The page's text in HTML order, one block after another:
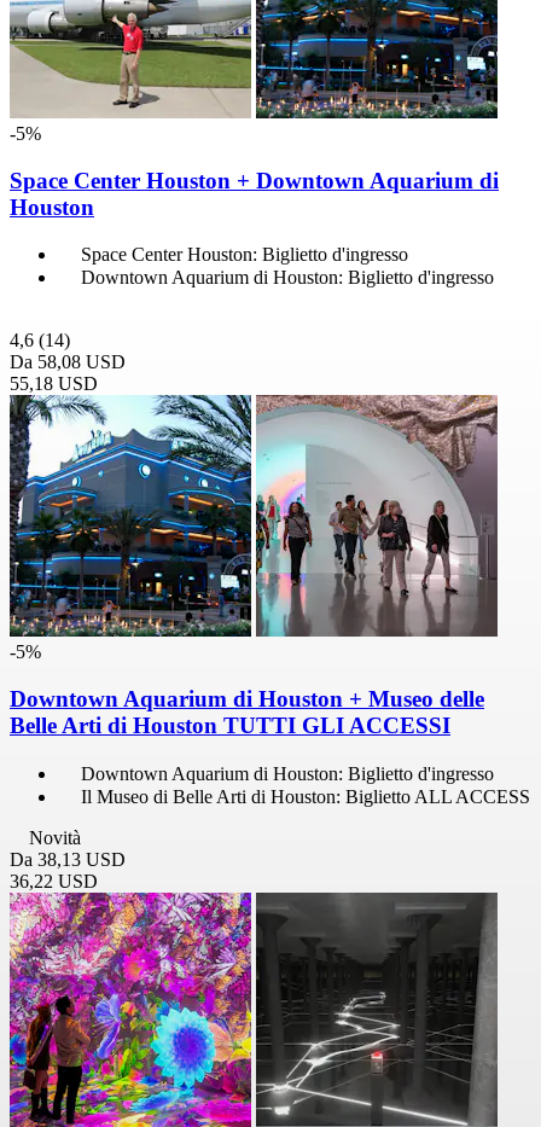
-5%
Space Center Houston + Downtown Aquarium di
Houston
Space Center Houston: Biglietto d'ingresso
Downtown Aquarium di Houston: Biglietto d'ingresso
4,6 (14)
Da 58,08 USD
55,18 USD
-5%
Downtown Aquarium di Houston + Museo delle
Belle Arti di Houston TUTTI GLI ACCESSI
Downtown Aquarium di Houston: Biglietto d'ingresso
Il Museo di Belle Arti di Houston: Biglietto ALL ACCESS
Novità
Da 38,13 USD
36,22 USD